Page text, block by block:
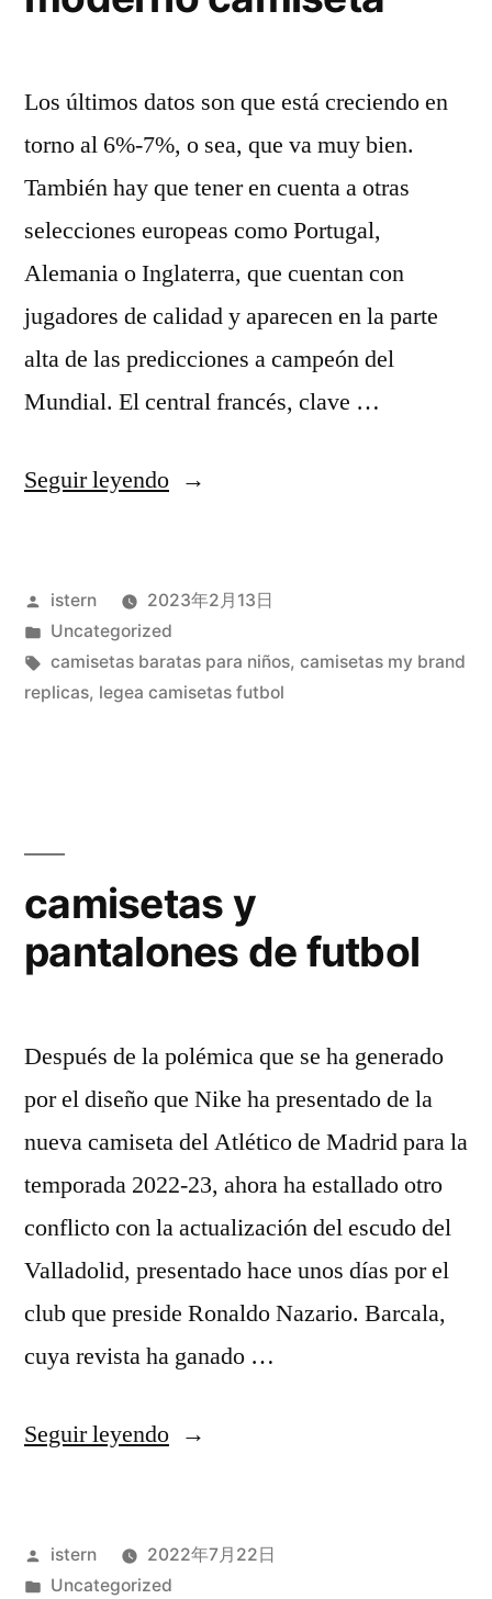
Los últimos datos son que está creciendo en
torno al 6%-7%, o sea, que va muy bien.
También hay que tener en cuenta a otras
selecciones europeas como Portugal,
Alemania o Inglaterra, que cuentan con
jugadores de calidad y aparecen en la parte
alta de las predicciones a campeón del
Mundial. El central francés, clave …
Seguir leyendo«odio
futbol
moderno
camiseta»
Publicado
por
istern
2023年2月13日
Publicado
en
Uncategorized
Etiquetas:
camisetas baratas para niños, camisetas my brand
replicas, legea camisetas futbol
camisetas y
pantalones de futbol
Después de la polémica que se ha generado
por el diseño que Nike ha presentado de la
nueva camiseta del Atlético de Madrid para la
temporada 2022-23, ahora ha estallado otro
conflicto con la actualización del escudo del
Valladolid, presentado hace unos días por el
club que preside Ronaldo Nazario. Barcala,
cuya revista ha ganado …
Seguir leyendo«camisetas
de
Publicado
por
istern
2022年7月22日
Publicado
Uncategorized